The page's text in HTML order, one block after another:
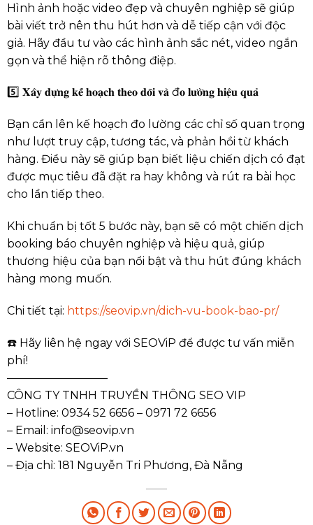
Hình ảnh hoặc video đẹp và chuyên nghiệp sẽ giúp
bài viết trở nên thu hút hơn và dễ tiếp cận với độc
giả. Hãy đầu tư vào các hình ảnh sắc nét, video ngắn
gọn và thể hiện rõ thông điệp.
5️⃣ 𝐗𝐚̂𝐲 𝐝𝐮̛̣𝐧𝐠 𝐤𝐞̂́ 𝐡𝐨𝐚̣𝐜𝐡 𝐭𝐡𝐞𝐨 𝐝𝐨̃𝐢 𝐯𝐚̀ đ𝐨 𝐥𝐮̛𝐨̛̀𝐧𝐠 𝐡𝐢𝐞̣̂𝐮 𝐪𝐮𝐚̉
Bạn cần lên kế hoạch đo lường các chỉ số quan trọng
như lượt truy cập, tương tác, và phản hồi từ khách
hàng. Điều này sẽ giúp bạn biết liệu chiến dịch có đạt
được mục tiêu đã đặt ra hay không và rút ra bài học
cho lần tiếp theo.
Khi chuẩn bị tốt 5 bước này, bạn sẽ có một chiến dịch
booking báo chuyên nghiệp và hiệu quả, giúp
thương hiệu của bạn nổi bật và thu hút đúng khách
hàng mong muốn.
Chi tiết tại: https://seovip.vn/dich-vu-book-bao-pr/
☎️ Hãy liên hệ ngay với SEOViP để được tư vấn miễn
phí!
—————————
CÔNG TY TNHH TRUYỀN THÔNG SEO VIP
– Hotline: 0934 52 6656 – 0971 72 6656
– Email: info@seovip.vn
– Website: SEOViP.vn
– Địa chỉ: 181 Nguyễn Tri Phương, Đà Nẵng